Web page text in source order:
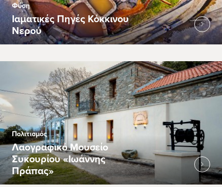
Φύση
Ιαματικές Πηγές Κόκκινου
Νερού
Πολιτισμός
Λαογραφικό Μουσείο
Συκουρίου «Ιωάννης
Πράπας»